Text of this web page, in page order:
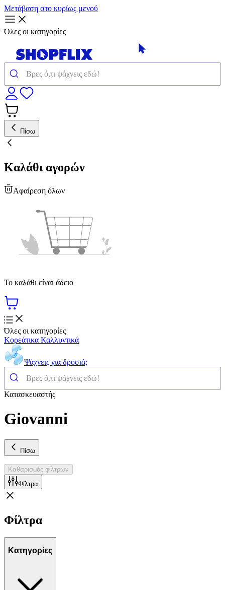
Μετάβαση στο κυρίως μενού
Όλες οι κατηγορίες
Πίσω
Καλάθι αγορών
Αφαίρεση όλων
Το καλάθι είναι άδειο
Όλες οι κατηγορίες
Κορεάτικα Καλλυντικά
Ψάχνεις για δροσιά;
Κατασκευαστής
Giovanni
Πίσω
Καθαρισμός φίλτρων
Φίλτρα
Φίλτρα
Κατηγορίες